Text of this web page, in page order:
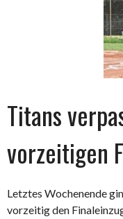
Titans
vorzeitigen
Letztes Wochenende
vorzeitig den